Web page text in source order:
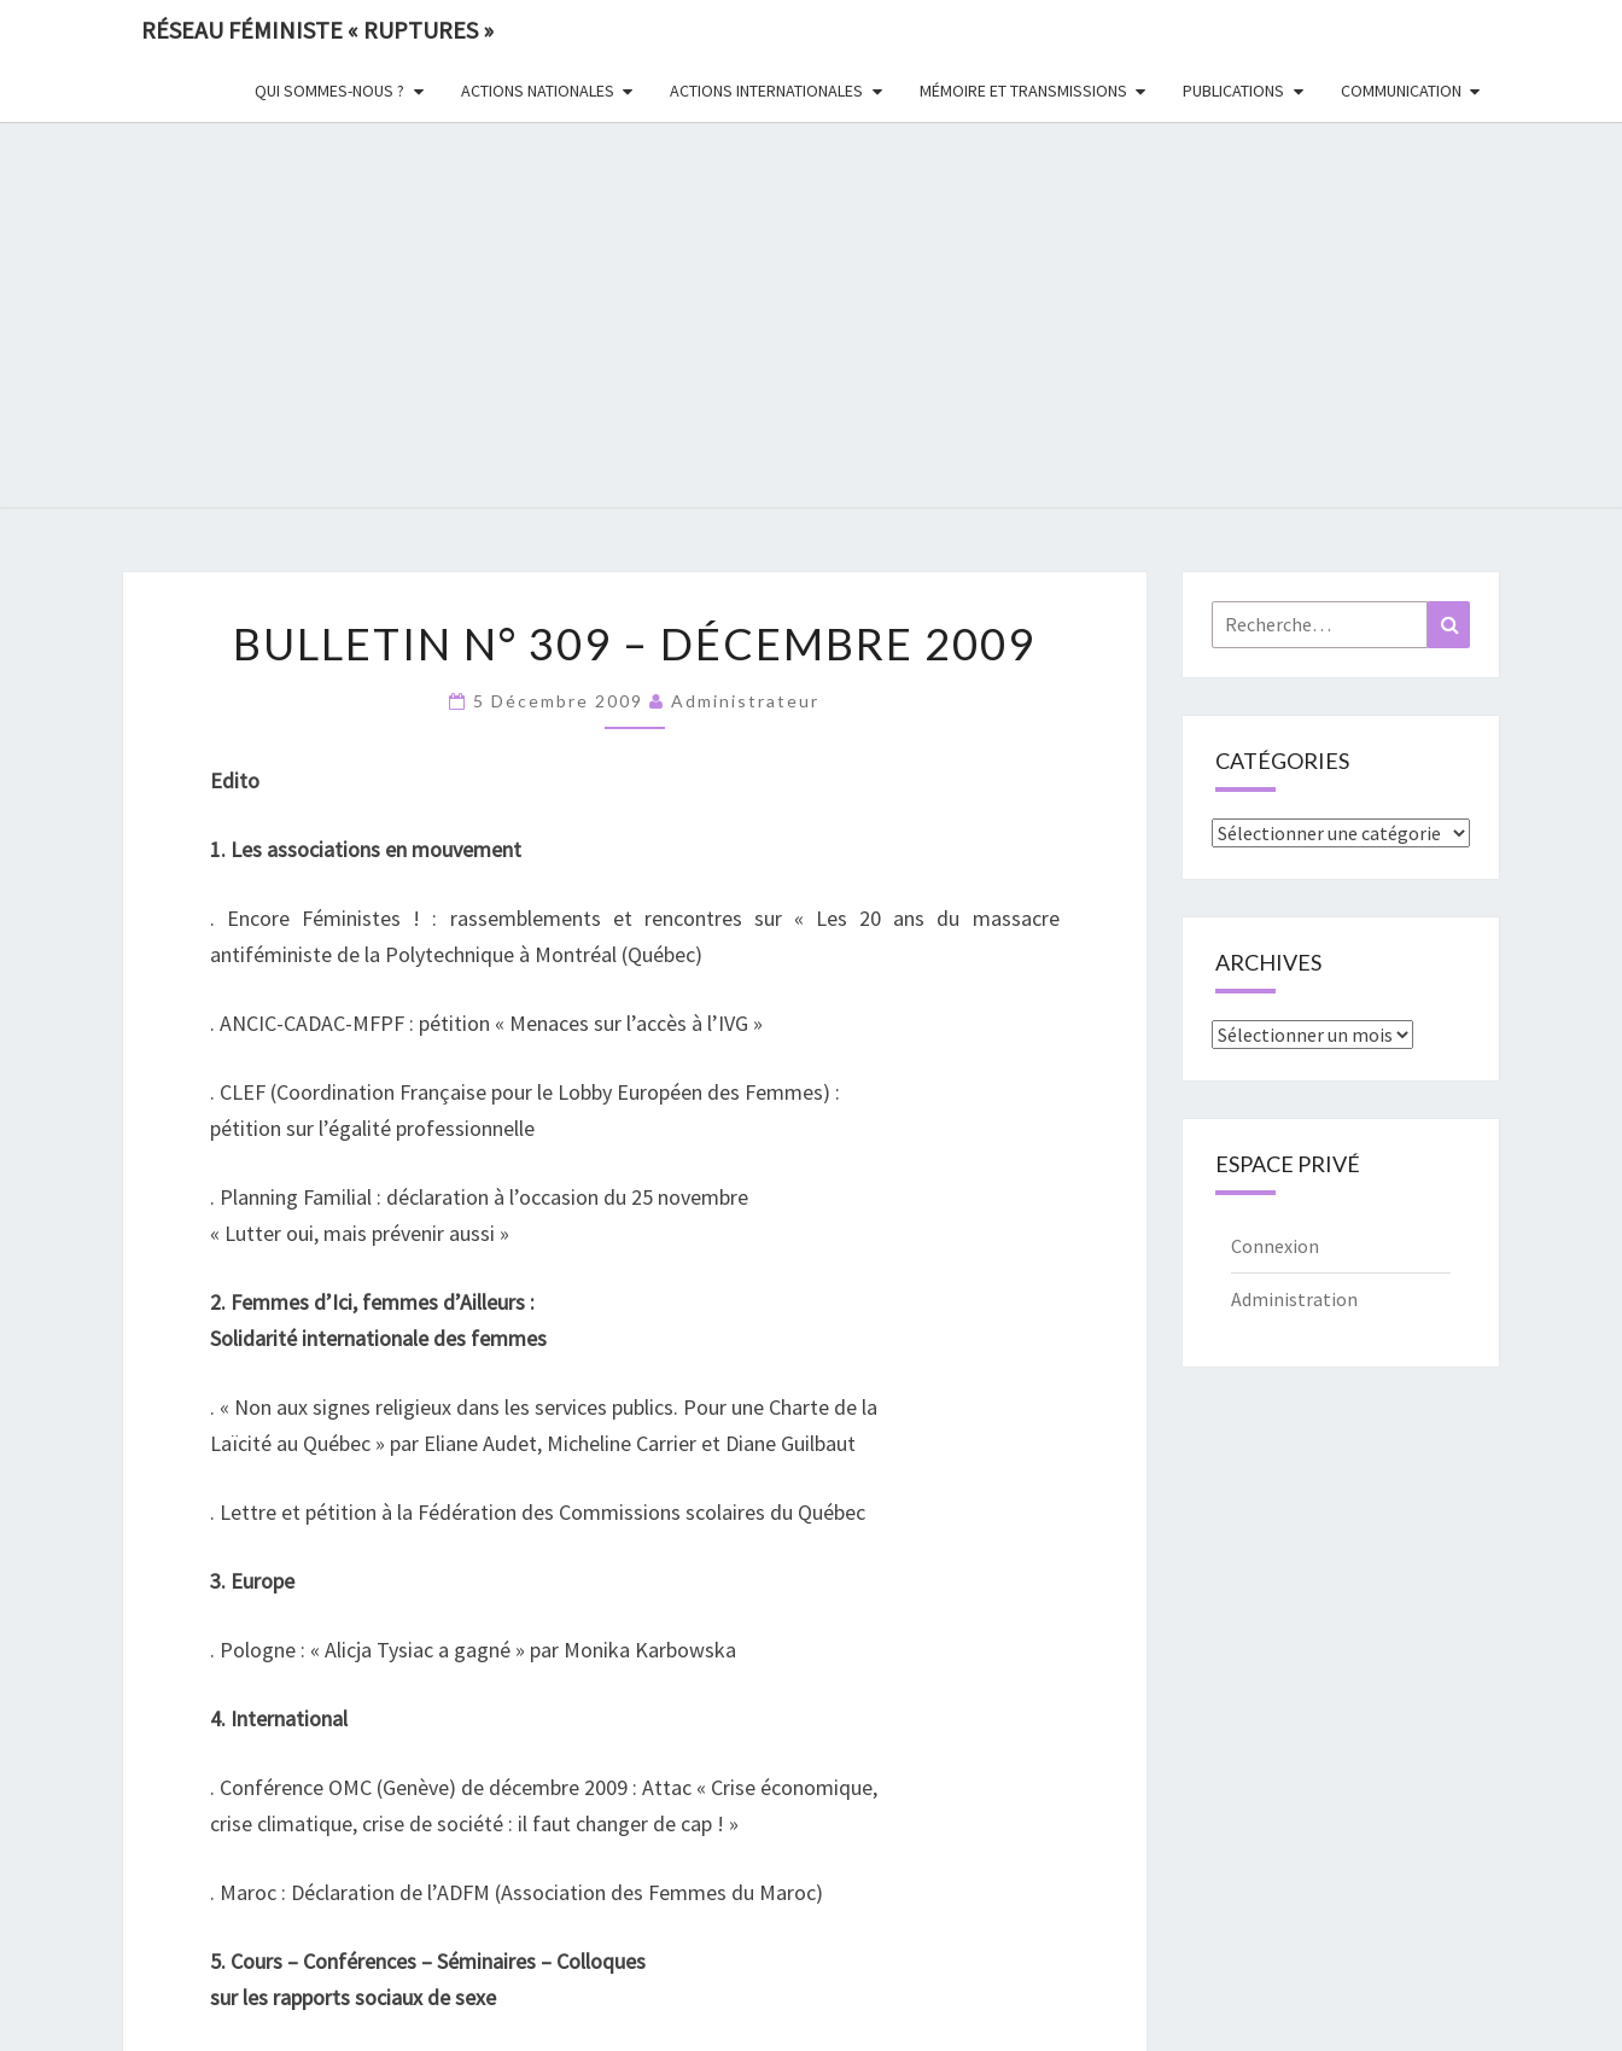
RÉSEAU FÉMINISTE « RUPTURES »
QUI SOMMES-NOUS ? ACTIONS NATIONALES ACTIONS INTERNATIONALES MÉMOIRE ET TRANSMISSIONS PUBLICATIONS COMMUNICATION
RUPTURES
N°
BULLETIN N° 309 – DÉCEMBRE 2009
5 Décembre 2009 Administrateur
Edito
1. Les associations en mouvement
. Encore Féministes ! : rassemblements et rencontres sur « Les 20 ans du massacre
antiféministe de la Polytechnique à Montréal (Québec)
. ANCIC-CADAC-MFPF : pétition « Menaces sur l’accès à l’IVG »
. CLEF (Coordination Française pour le Lobby Européen des Femmes) :
pétition sur l’égalité professionnelle
. Planning Familial : déclaration à l’occasion du 25 novembre
« Lutter oui, mais prévenir aussi »
2. Femmes d’Ici, femmes d’Ailleurs :
Solidarité internationale des femmes
. « Non aux signes religieux dans les services publics. Pour une Charte de la
Laïcité au Québec » par Eliane Audet, Micheline Carrier et Diane Guilbaut
. Lettre et pétition à la Fédération des Commissions scolaires du Québec
3. Europe
. Pologne : « Alicja Tysiac a gagné » par Monika Karbowska
4. International
. Conférence OMC (Genève) de décembre 2009 : Attac « Crise économique,
crise climatique, crise de société : il faut changer de cap ! »
. Maroc : Déclaration de l’ADFM (Association des Femmes du Maroc)
5. Cours – Conférences – Séminaires – Colloques
sur les rapports sociaux de sexe
Rechercher :
CATÉGORIES
Catégories
ARCHIVES
Archives
ESPACE PRIVÉ
Connexion
Administration